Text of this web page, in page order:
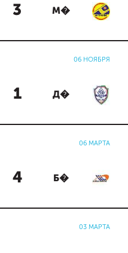
3 М�
06 НОЯБРЯ
1 Д�
06 МАРТА
4 Б�
03 МАРТА